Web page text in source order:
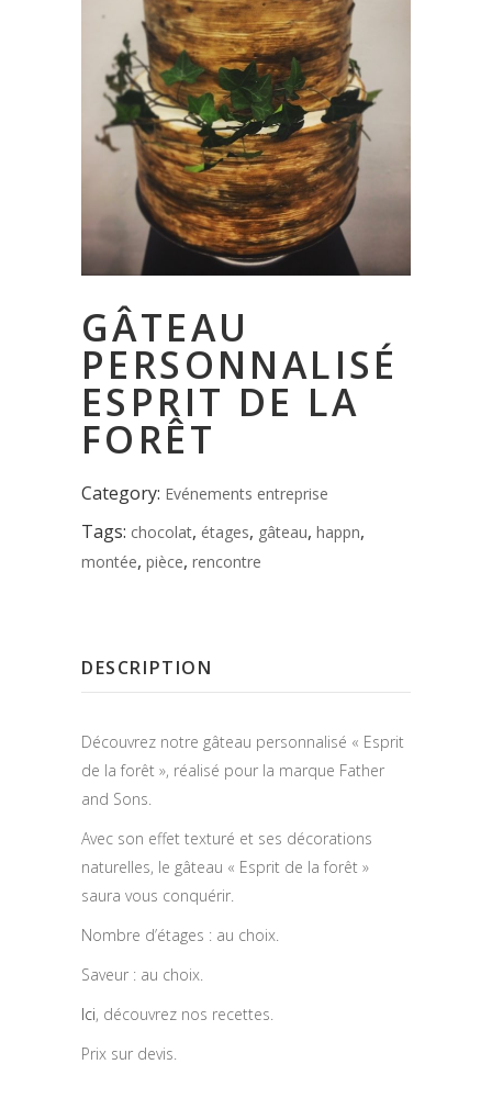
GÂTEAU
PERSONNALISÉ
ESPRIT DE LA
FORÊT
Category: Evénements entreprise
Tags: chocolat, étages, gâteau, happn,
montée, pièce, rencontre
DESCRIPTION
Découvrez notre gâteau personnalisé « Esprit
de la forêt », réalisé pour la marque Father
and Sons.
Avec son effet texturé et ses décorations
naturelles, le gâteau « Esprit de la forêt »
saura vous conquérir.
Nombre d’étages : au choix.
Saveur : au choix.
Ici, découvrez nos recettes.
Prix sur devis.